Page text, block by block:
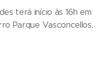
terá início às 16h em
Parque Vasconcellos,